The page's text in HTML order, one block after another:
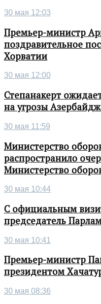
30 мая 12:03
Премьер-министр
поздравительное
Хорватии
30 мая 12:00
Степанакерт
на угрозы
30 мая 11:59
Министерство
распространило
Министерство
30 мая 10:44
С официальным
председатель
30 мая 10:41
Премьер-министр
президентом
30 мая 08:36